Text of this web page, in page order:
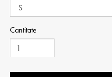
Cantitate